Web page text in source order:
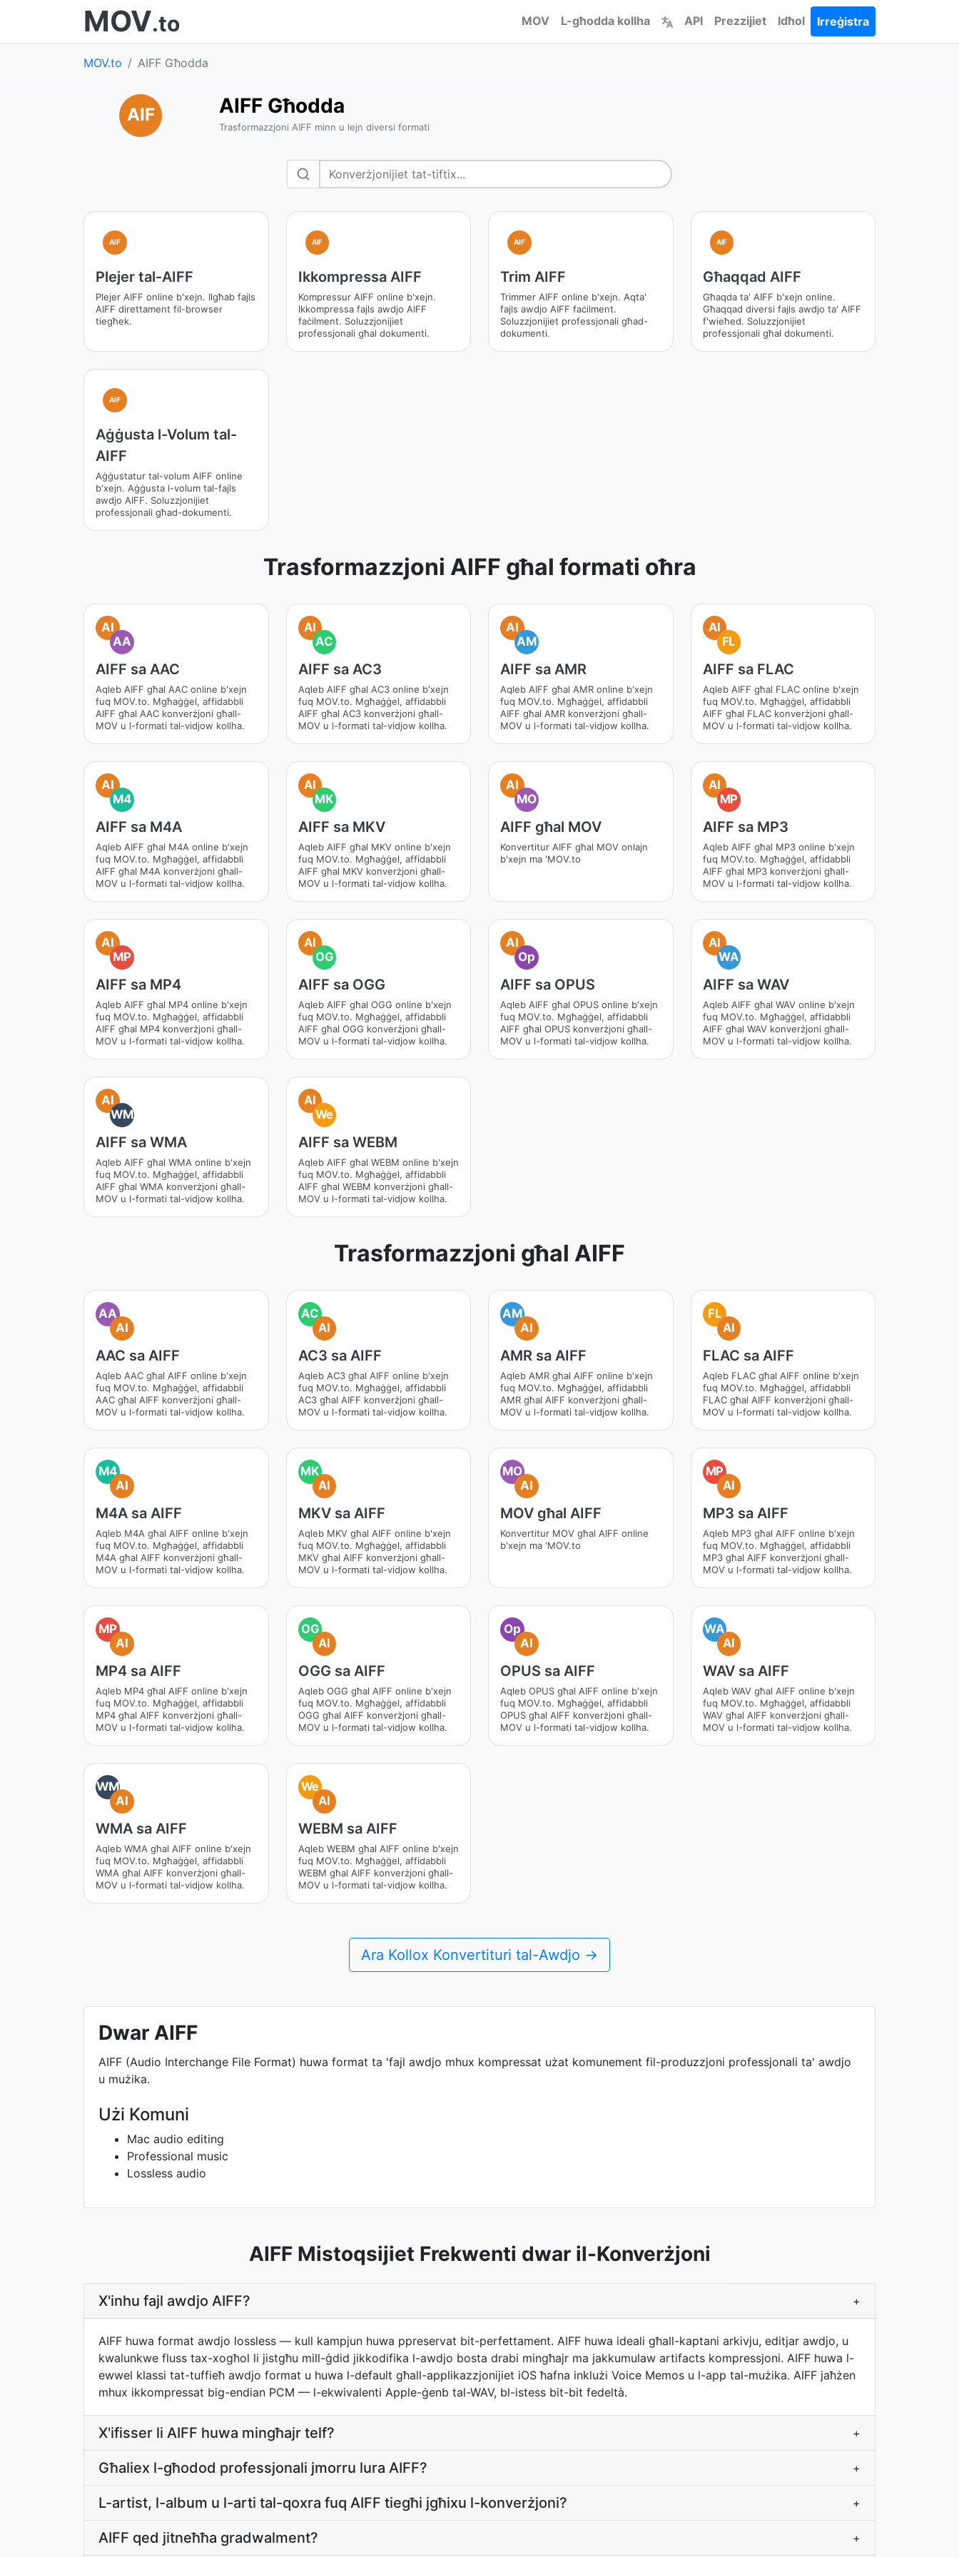
MOV.to MOV L-għodda kollha API Prezzijiet Idħol Irreġistra
MOV.to AIFF Għodda
AIF AIFF Għodda
Trasformazzjoni AIFF minn u lejn diversi formati
AIF
Plejer tal-AIFF
Plejer AIFF online b'xejn. Ilgħab fajls
AIFF direttament fil-browser
tiegħek.
AIF
Ikkompressa AIFF
Kompressur AIFF online b'xejn.
Ikkompressa fajls awdjo AIFF
faċilment. Soluzzjonijiet
professjonali għal dokumenti.
AIF
Trim AIFF
Trimmer AIFF online b'xejn. Aqta'
fajls awdjo AIFF faċilment.
Soluzzjonijiet professjonali għad-
dokumenti.
AIF
Għaqqad AIFF
Għaqda ta' AIFF b'xejn online.
Għaqqad diversi fajls awdjo ta' AIFF
f'wieħed. Soluzzjonijiet
professjonali għal dokumenti.
AIF
Aġġusta l-Volum tal-
AIFF
Aġġustatur tal-volum AIFF online
b'xejn. Aġġusta l-volum tal-fajls
awdjo AIFF. Soluzzjonijiet
professjonali għad-dokumenti.
Trasformazzjoni AIFF għal formati oħra
AI
AA
AIFF sa AAC
Aqleb AIFF għal AAC online b'xejn
fuq MOV.to. Mgħaġġel, affidabbli
AIFF għal AAC konverżjoni għall-
MOV u l-formati tal-vidjow kollha.
AI
AC
AIFF sa AC3
Aqleb AIFF għal AC3 online b'xejn
fuq MOV.to. Mgħaġġel, affidabbli
AIFF għal AC3 konverżjoni għall-
MOV u l-formati tal-vidjow kollha.
AI
AM
AIFF sa AMR
Aqleb AIFF għal AMR online b'xejn
fuq MOV.to. Mgħaġġel, affidabbli
AIFF għal AMR konverżjoni għall-
MOV u l-formati tal-vidjow kollha.
AI
FL
AIFF sa FLAC
Aqleb AIFF għal FLAC online b'xejn
fuq MOV.to. Mgħaġġel, affidabbli
AIFF għal FLAC konverżjoni għall-
MOV u l-formati tal-vidjow kollha.
AI
M4
AIFF sa M4A
Aqleb AIFF għal M4A online b'xejn
fuq MOV.to. Mgħaġġel, affidabbli
AIFF għal M4A konverżjoni għall-
MOV u l-formati tal-vidjow kollha.
AI
MK
AIFF sa MKV
Aqleb AIFF għal MKV online b'xejn
fuq MOV.to. Mgħaġġel, affidabbli
AIFF għal MKV konverżjoni għall-
MOV u l-formati tal-vidjow kollha.
AI
MO
AIFF għal MOV
Konvertitur AIFF għal MOV onlajn
b'xejn ma 'MOV.to
AI
MP
AIFF sa MP3
Aqleb AIFF għal MP3 online b'xejn
fuq MOV.to. Mgħaġġel, affidabbli
AIFF għal MP3 konverżjoni għall-
MOV u l-formati tal-vidjow kollha.
AI
MP
AIFF sa MP4
Aqleb AIFF għal MP4 online b'xejn
fuq MOV.to. Mgħaġġel, affidabbli
AIFF għal MP4 konverżjoni għall-
MOV u l-formati tal-vidjow kollha.
AI
OG
AIFF sa OGG
Aqleb AIFF għal OGG online b'xejn
fuq MOV.to. Mgħaġġel, affidabbli
AIFF għal OGG konverżjoni għall-
MOV u l-formati tal-vidjow kollha.
AI
Op
AIFF sa OPUS
Aqleb AIFF għal OPUS online b'xejn
fuq MOV.to. Mgħaġġel, affidabbli
AIFF għal OPUS konverżjoni għall-
MOV u l-formati tal-vidjow kollha.
AI
WA
AIFF sa WAV
Aqleb AIFF għal WAV online b'xejn
fuq MOV.to. Mgħaġġel, affidabbli
AIFF għal WAV konverżjoni għall-
MOV u l-formati tal-vidjow kollha.
AI
WM
AIFF sa WMA
Aqleb AIFF għal WMA online b'xejn
fuq MOV.to. Mgħaġġel, affidabbli
AIFF għal WMA konverżjoni għall-
MOV u l-formati tal-vidjow kollha.
AI
We
AIFF sa WEBM
Aqleb AIFF għal WEBM online b'xejn
fuq MOV.to. Mgħaġġel, affidabbli
AIFF għal WEBM konverżjoni għall-
MOV u l-formati tal-vidjow kollha.
Trasformazzjoni għal AIFF
AA
AI
AAC sa AIFF
Aqleb AAC għal AIFF online b'xejn
fuq MOV.to. Mgħaġġel, affidabbli
AAC għal AIFF konverżjoni għall-
MOV u l-formati tal-vidjow kollha.
AC
AI
AC3 sa AIFF
Aqleb AC3 għal AIFF online b'xejn
fuq MOV.to. Mgħaġġel, affidabbli
AC3 għal AIFF konverżjoni għall-
MOV u l-formati tal-vidjow kollha.
AM
AI
AMR sa AIFF
Aqleb AMR għal AIFF online b'xejn
fuq MOV.to. Mgħaġġel, affidabbli
AMR għal AIFF konverżjoni għall-
MOV u l-formati tal-vidjow kollha.
FL
AI
FLAC sa AIFF
Aqleb FLAC għal AIFF online b'xejn
fuq MOV.to. Mgħaġġel, affidabbli
FLAC għal AIFF konverżjoni għall-
MOV u l-formati tal-vidjow kollha.
M4
AI
M4A sa AIFF
Aqleb M4A għal AIFF online b'xejn
fuq MOV.to. Mgħaġġel, affidabbli
M4A għal AIFF konverżjoni għall-
MOV u l-formati tal-vidjow kollha.
MK
AI
MKV sa AIFF
Aqleb MKV għal AIFF online b'xejn
fuq MOV.to. Mgħaġġel, affidabbli
MKV għal AIFF konverżjoni għall-
MOV u l-formati tal-vidjow kollha.
MO
AI
MOV għal AIFF
Konvertitur MOV għal AIFF online
b'xejn ma 'MOV.to
MP
AI
MP3 sa AIFF
Aqleb MP3 għal AIFF online b'xejn
fuq MOV.to. Mgħaġġel, affidabbli
MP3 għal AIFF konverżjoni għall-
MOV u l-formati tal-vidjow kollha.
MP
AI
MP4 sa AIFF
Aqleb MP4 għal AIFF online b'xejn
fuq MOV.to. Mgħaġġel, affidabbli
MP4 għal AIFF konverżjoni għall-
MOV u l-formati tal-vidjow kollha.
OG
AI
OGG sa AIFF
Aqleb OGG għal AIFF online b'xejn
fuq MOV.to. Mgħaġġel, affidabbli
OGG għal AIFF konverżjoni għall-
MOV u l-formati tal-vidjow kollha.
Op
AI
OPUS sa AIFF
Aqleb OPUS għal AIFF online b'xejn
fuq MOV.to. Mgħaġġel, affidabbli
OPUS għal AIFF konverżjoni għall-
MOV u l-formati tal-vidjow kollha.
WA
AI
WAV sa AIFF
Aqleb WAV għal AIFF online b'xejn
fuq MOV.to. Mgħaġġel, affidabbli
WAV għal AIFF konverżjoni għall-
MOV u l-formati tal-vidjow kollha.
WM
AI
WMA sa AIFF
Aqleb WMA għal AIFF online b'xejn
fuq MOV.to. Mgħaġġel, affidabbli
WMA għal AIFF konverżjoni għall-
MOV u l-formati tal-vidjow kollha.
We
AI
WEBM sa AIFF
Aqleb WEBM għal AIFF online b'xejn
fuq MOV.to. Mgħaġġel, affidabbli
WEBM għal AIFF konverżjoni għall-
MOV u l-formati tal-vidjow kollha.
Ara Kollox Konvertituri tal-Awdjo →
Dwar AIFF
AIFF (Audio Interchange File Format) huwa format ta 'fajl awdjo mhux kompressat użat komunement fil-produzzjoni professjonali ta' awdjo
u mużika.
Użi Komuni
Mac audio editing
Professional music
Lossless audio
AIFF Mistoqsijiet Frekwenti dwar il-Konverżjoni
X'inhu fajl awdjo AIFF? +
AIFF huwa format awdjo lossless — kull kampjun huwa ppreservat bit-perfettament. AIFF huwa ideali għall-kaptani arkivju, editjar awdjo, u
kwalunkwe fluss tax-xogħol li jistgħu mill-ġdid jikkodifika l-awdjo bosta drabi mingħajr ma jakkumulaw artifacts kompressjoni. AIFF huwa l-
ewwel klassi tat-tuffieħ awdjo format u huwa l-default għall-applikazzjonijiet iOS ħafna inklużi Voice Memos u l-app tal-mużika. AIFF jaħżen
mhux ikkompressat big-endian PCM — l-ekwivalenti Apple-ġenb tal-WAV, bl-istess bit-bit fedeltà.
X'ifisser li AIFF huwa mingħajr telf? +
Għaliex l-għodod professjonali jmorru lura AIFF? +
L-artist, l-album u l-arti tal-qoxra fuq AIFF tiegħi jgħixu l-konverżjoni? +
AIFF qed jitneħħa gradwalment? +